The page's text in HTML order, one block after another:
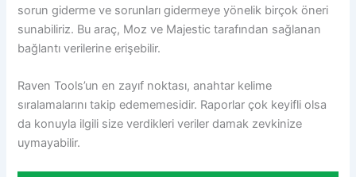
sorun giderme ve sorunları gidermeye yönelik birçok öneri
sunabiliriz. Bu araç, Moz ve Majestic tarafından sağlanan
bağlantı verilerine erişebilir.
Raven Tools’un en zayıf noktası, anahtar kelime
sıralamalarını takip edememesidir. Raporlar çok keyifli olsa
da konuyla ilgili size verdikleri veriler damak zevkinize
uymayabilir.